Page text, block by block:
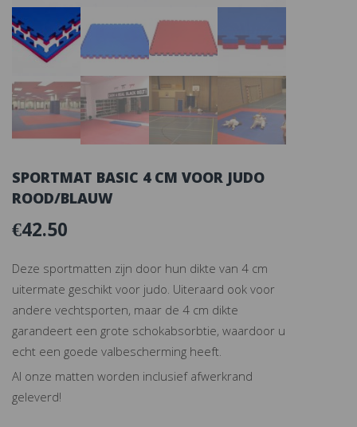
SPORTMAT BASIC 4 CM VOOR JUDO
ROOD/BLAUW
€42.50
Deze sportmatten zijn door hun dikte van 4 cm
uitermate geschikt voor judo. Uiteraard ook voor
andere vechtsporten, maar de 4 cm dikte
garandeert een grote schokabsorbtie, waardoor u
echt een goede valbescherming heeft.
Al onze matten worden inclusief afwerkrand
geleverd!